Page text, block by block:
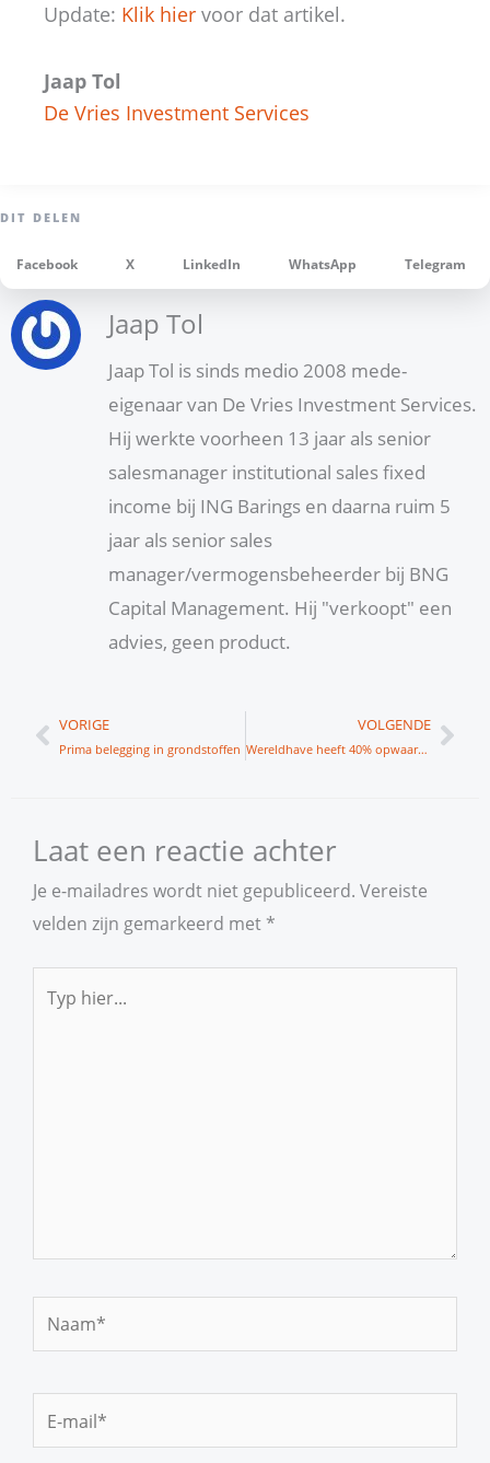
Update: Klik hier voor dat artikel.
Jaap Tol
De Vries Investment Services
Facebook X LinkedIn WhatsApp Telegram
Jaap Tol
Jaap Tol is sinds medio 2008 mede-
eigenaar van De Vries Investment Services.
Hij werkte voorheen 13 jaar als senior
salesmanager institutional sales fixed
income bij ING Barings en daarna ruim 5
jaar als senior sales
manager/vermogensbeheerder bij BNG
Capital Management. Hij "verkoopt" een
advies, geen product.
Vorige
VORIGE
Prima belegging in grondstoffen
VOLGENDE
Wereldhave heeft 40% opwaarts potentieel
Laat een reactie achter
Je e-mailadres wordt niet gepubliceerd. Vereiste
velden zijn gemarkeerd met *
hier...
Naam*
mail*